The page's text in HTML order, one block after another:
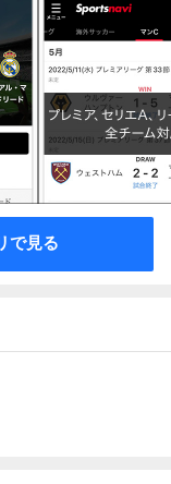
で見る